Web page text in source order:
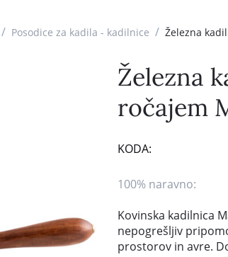
/ Posodice za kadila - kadilnice / Železna
Železna
ročajem
KODA:
100% naravno:
Kovinska kadilnica
nepogrešljiv
prostorov in avre.